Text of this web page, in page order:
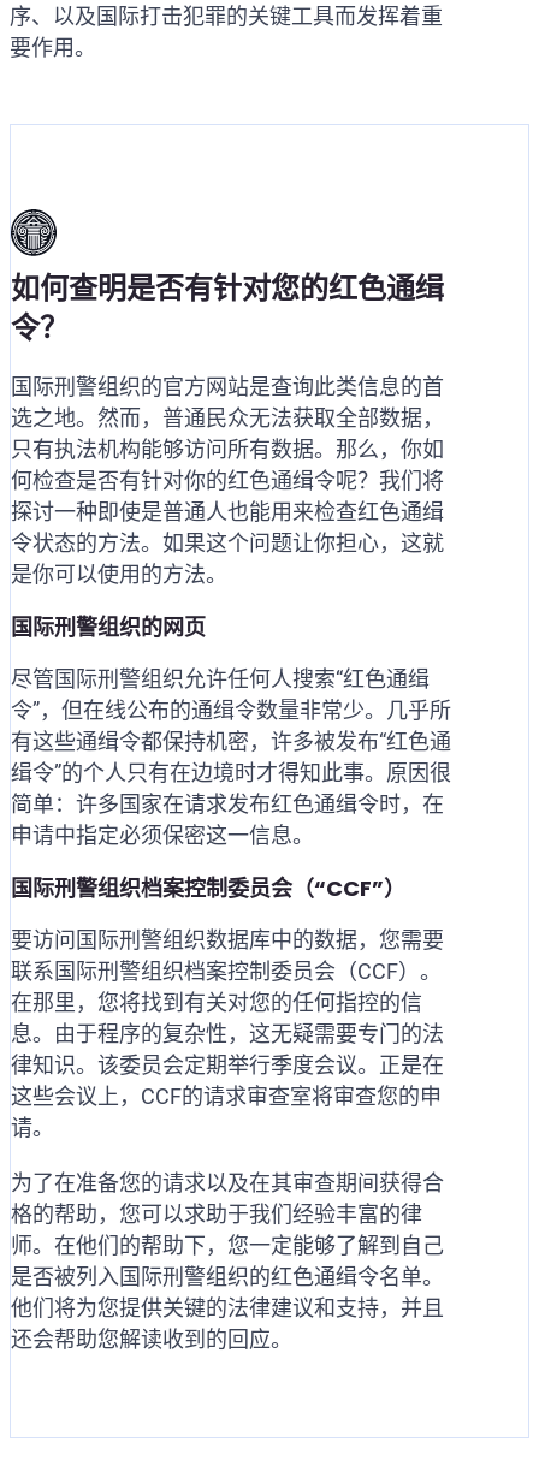
序、以及国际打击犯罪的关键工具而发挥着重
要作用。
如何查明是否有针对您的红色通缉
令？
国际刑警组织的官方网站是查询此类信息的首
选之地。然而，普通民众无法获取全部数据，
只有执法机构能够访问所有数据。那么，你如
何检查是否有针对你的红色通缉令呢？我们将
探讨一种即使是普通人也能用来检查红色通缉
令状态的方法。如果这个问题让你担心，这就
是你可以使用的方法。
国际刑警组织的网页
尽管国际刑警组织允许任何人搜索“红色通缉
令”，但在线公布的通缉令数量非常少。几乎所
有这些通缉令都保持机密，许多被发布“红色通
缉令”的个人只有在边境时才得知此事。原因很
简单：许多国家在请求发布红色通缉令时，在
申请中指定必须保密这一信息。
国际刑警组织档案控制委员会（“CCF”）
要访问国际刑警组织数据库中的数据，您需要
联系国际刑警组织档案控制委员会（CCF）。
在那里，您将找到有关对您的任何指控的信
息。由于程序的复杂性，这无疑需要专门的法
律知识。该委员会定期举行季度会议。正是在
这些会议上，CCF的请求审查室将审查您的申
请。
为了在准备您的请求以及在其审查期间获得合
格的帮助，您可以求助于我们经验丰富的律
师。在他们的帮助下，您一定能够了解到自己
是否被列入国际刑警组织的红色通缉令名单。
他们将为您提供关键的法律建议和支持，并且
还会帮助您解读收到的回应。